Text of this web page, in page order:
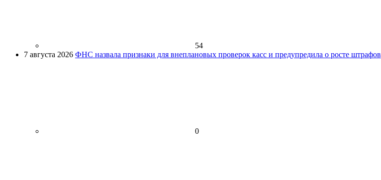
54
7 августа 2026 ФНС назвала признаки для внеплановых проверок касс и предупредила о росте штрафов
0